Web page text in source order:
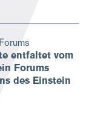
entfaltet vom
Forums
des Einstein